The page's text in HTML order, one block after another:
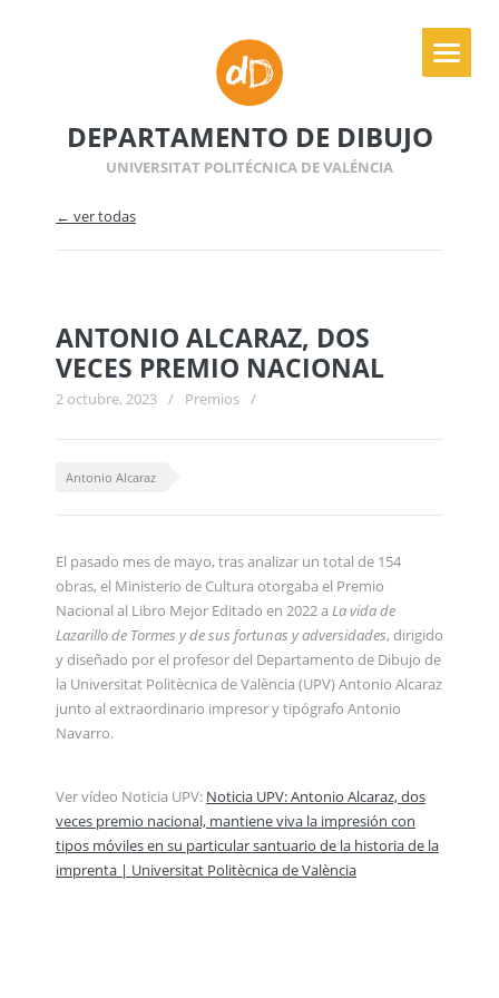
DEPARTAMENTO DE DIBUJO
UNIVERSITAT POLITÉCNICA DE VALÉNCIA
← ver todas
ANTONIO ALCARAZ, DOS
VECES PREMIO NACIONAL
2 octubre, 2023 / Premios /
Antonio Alcaraz
El pasado mes de mayo, tras analizar un total de 154
obras, el Ministerio de Cultura otorgaba el Premio
Nacional al Libro Mejor Editado en 2022 a La vida de
Lazarillo de Tormes y de sus fortunas y adversidades, dirigido
y diseñado por el profesor del Departamento de Dibujo de
la Universitat Politècnica de València (UPV) Antonio Alcaraz
junto al extraordinario impresor y tipógrafo Antonio
Navarro.
Ver vídeo Noticia UPV: Noticia UPV: Antonio Alcaraz, dos
veces premio nacional, mantiene viva la impresión con
tipos móviles en su particular santuario de la historia de la
imprenta | Universitat Politècnica de València